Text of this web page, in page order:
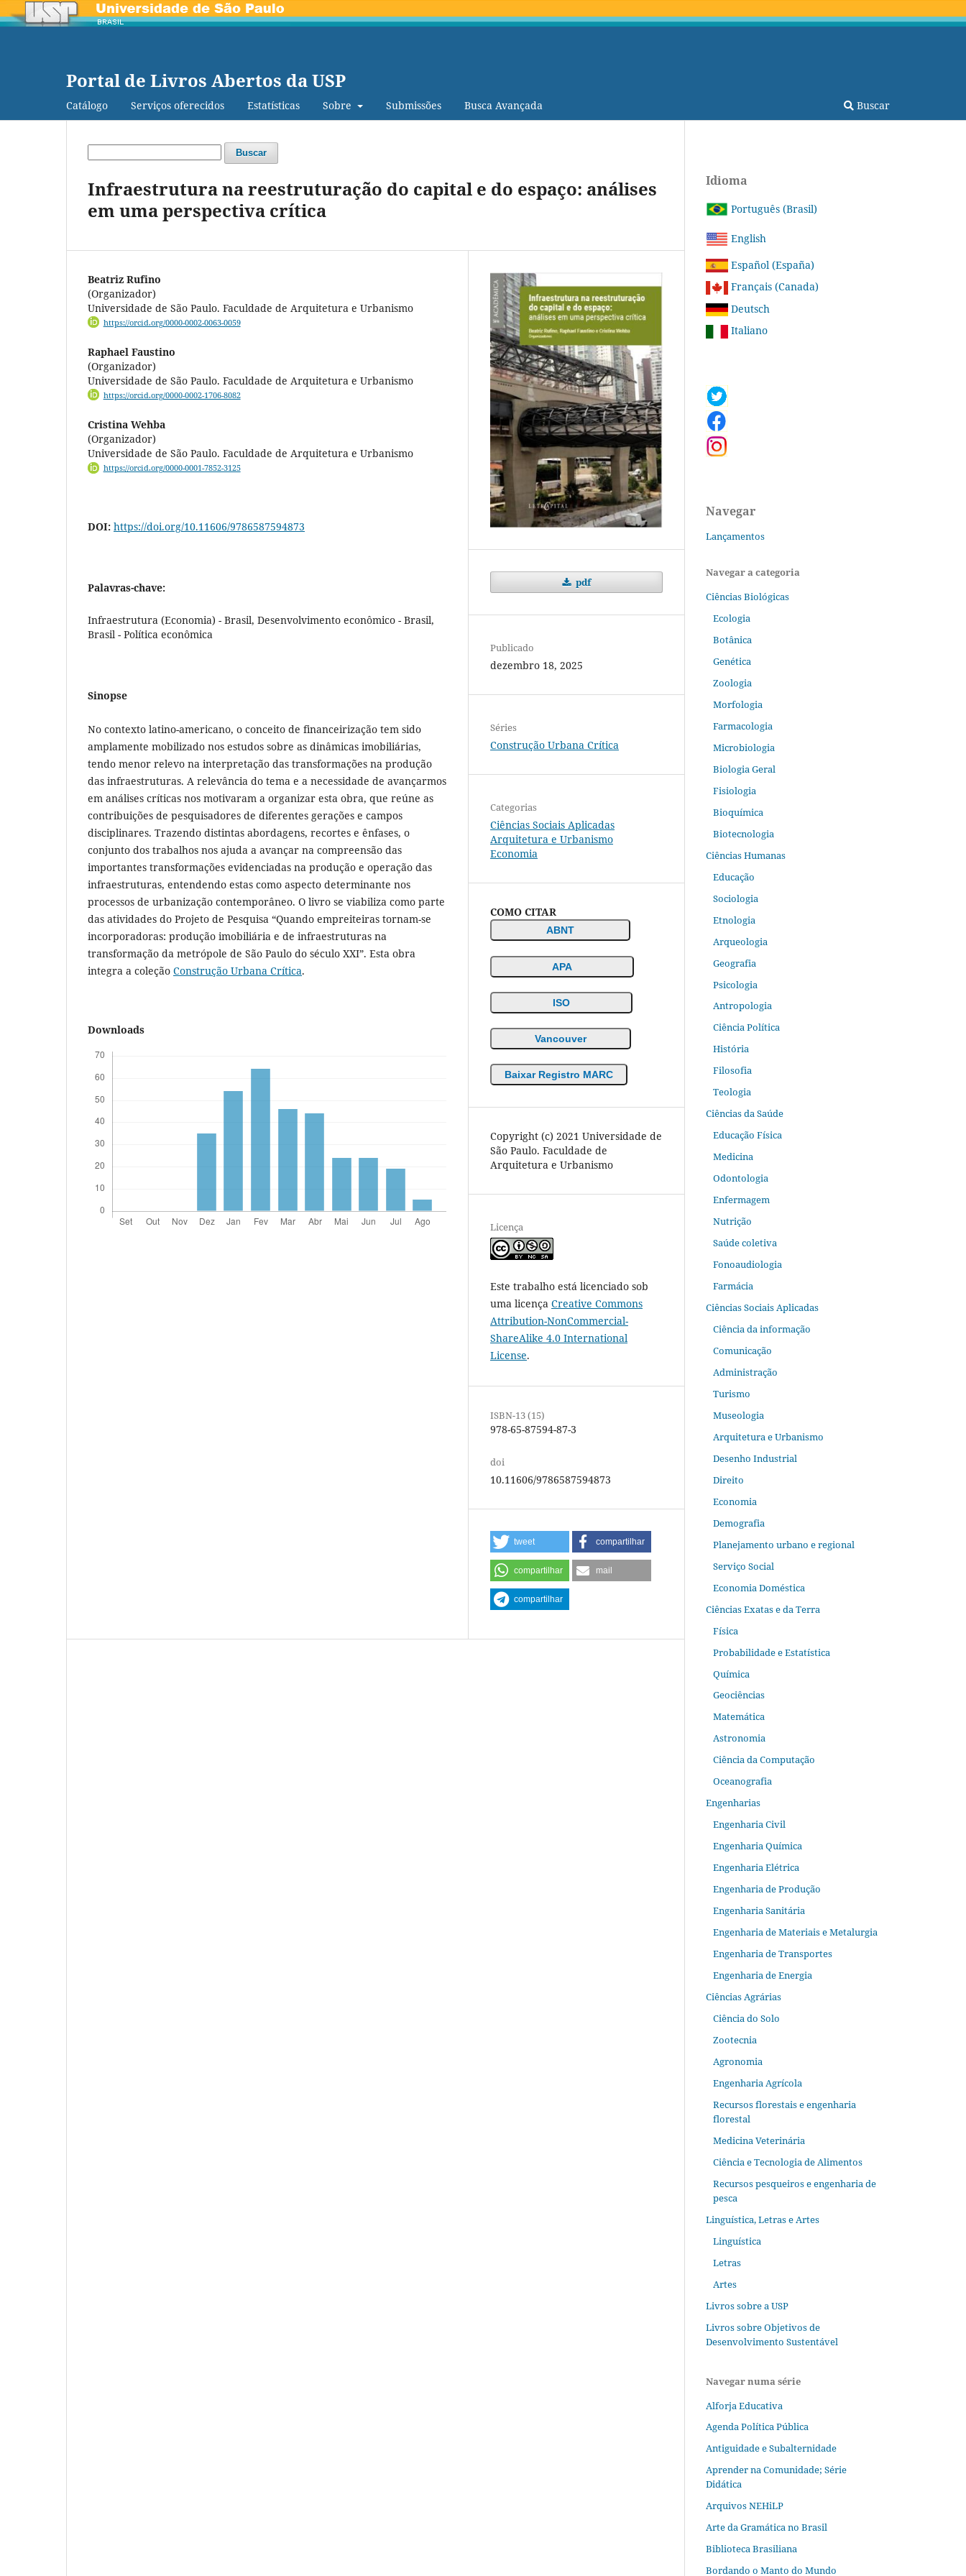
Portal de Livros Abertos da USP
Catálogo Serviços oferecidos Estatísticas Sobre Submissões Busca Avançada Buscar
Buscar
Infraestrutura na reestruturação do capital e do espaço: análises
em uma perspectiva crítica
Beatriz Rufino
(Organizador)
Universidade de São Paulo. Faculdade de Arquitetura e Urbanismo
https://orcid.org/0000-0002-0063-0059
Raphael Faustino
(Organizador)
Universidade de São Paulo. Faculdade de Arquitetura e Urbanismo
https://orcid.org/0000-0002-1706-8082
Cristina Wehba
(Organizador)
Universidade de São Paulo. Faculdade de Arquitetura e Urbanismo
https://orcid.org/0000-0001-7852-3125
DOI: https://doi.org/10.11606/9786587594873
Palavras-chave:
Infraestrutura (Economia) - Brasil, Desenvolvimento econômico - Brasil,
Brasil - Política econômica
Sinopse
No contexto latino-americano, o conceito de financeirização tem sido
amplamente mobilizado nos estudos sobre as dinâmicas imobiliárias,
tendo menor relevo na interpretação das transformações na produção
das infraestruturas. A relevância do tema e a necessidade de avançarmos
em análises críticas nos motivaram a organizar esta obra, que reúne as
contribuições de pesquisadores de diferentes gerações e campos
disciplinares. Trazendo distintas abordagens, recortes e ênfases, o
conjunto dos trabalhos nos ajuda a avançar na compreensão das
importantes transformações evidenciadas na produção e operação das
infraestruturas, entendendo estas como aspecto determinante nos
processos de urbanização contemporâneo. O livro se viabiliza como parte
das atividades do Projeto de Pesquisa “Quando empreiteiras tornam-se
incorporadoras: produção imobiliária e de infraestruturas na
transformação da metrópole de São Paulo do século XXI”. Esta obra
integra a coleção Construção Urbana Crítica.
Downloads
pdf
Publicado
dezembro 18, 2025
Séries
Construção Urbana Crítica
Categorias
Ciências Sociais Aplicadas
Arquitetura e Urbanismo
Economia
COMO CITAR
ABNT
APA
ISO
Vancouver
Baixar Registro MARC
Copyright (c) 2021 Universidade de
São Paulo. Faculdade de
Arquitetura e Urbanismo
Licença
Este trabalho está licenciado sob
uma licença Creative Commons
Attribution-NonCommercial-
ShareAlike 4.0 International
License.
ISBN-13 (15)
978-65-87594-87-3
doi
10.11606/9786587594873
tweet compartilhar
compartilhar mail
compartilhar
Idioma
Português (Brasil)
English
Español (España)
Français (Canada)
Deutsch
Italiano
Navegar
Lançamentos
Navegar a categoria
Ciências Biológicas
Ecologia
Botânica
Genética
Zoologia
Morfologia
Farmacologia
Microbiologia
Biologia Geral
Fisiologia
Bioquímica
Biotecnologia
Ciências Humanas
Educação
Sociologia
Etnologia
Arqueologia
Geografia
Psicologia
Antropologia
Ciência Política
História
Filosofia
Teologia
Ciências da Saúde
Educação Física
Medicina
Odontologia
Enfermagem
Nutrição
Saúde coletiva
Fonoaudiologia
Farmácia
Ciências Sociais Aplicadas
Ciência da informação
Comunicação
Administração
Turismo
Museologia
Arquitetura e Urbanismo
Desenho Industrial
Direito
Economia
Demografia
Planejamento urbano e regional
Serviço Social
Economia Doméstica
Ciências Exatas e da Terra
Física
Probabilidade e Estatística
Química
Geociências
Matemática
Astronomia
Ciência da Computação
Oceanografia
Engenharias
Engenharia Civil
Engenharia Química
Engenharia Elétrica
Engenharia de Produção
Engenharia Sanitária
Engenharia de Materiais e Metalurgia
Engenharia de Transportes
Engenharia de Energia
Ciências Agrárias
Ciência do Solo
Zootecnia
Agronomia
Engenharia Agrícola
Recursos florestais e engenharia
florestal
Medicina Veterinária
Ciência e Tecnologia de Alimentos
Recursos pesqueiros e engenharia de
pesca
Linguística, Letras e Artes
Linguística
Letras
Artes
Livros sobre a USP
Livros sobre Objetivos de
Desenvolvimento Sustentável
Navegar numa série
Alforja Educativa
Agenda Política Pública
Antiguidade e Subalternidade
Aprender na Comunidade; Série
Didática
Arquivos NEHiLP
Arte da Gramática no Brasil
Biblioteca Brasiliana
Bordando o Manto do Mundo